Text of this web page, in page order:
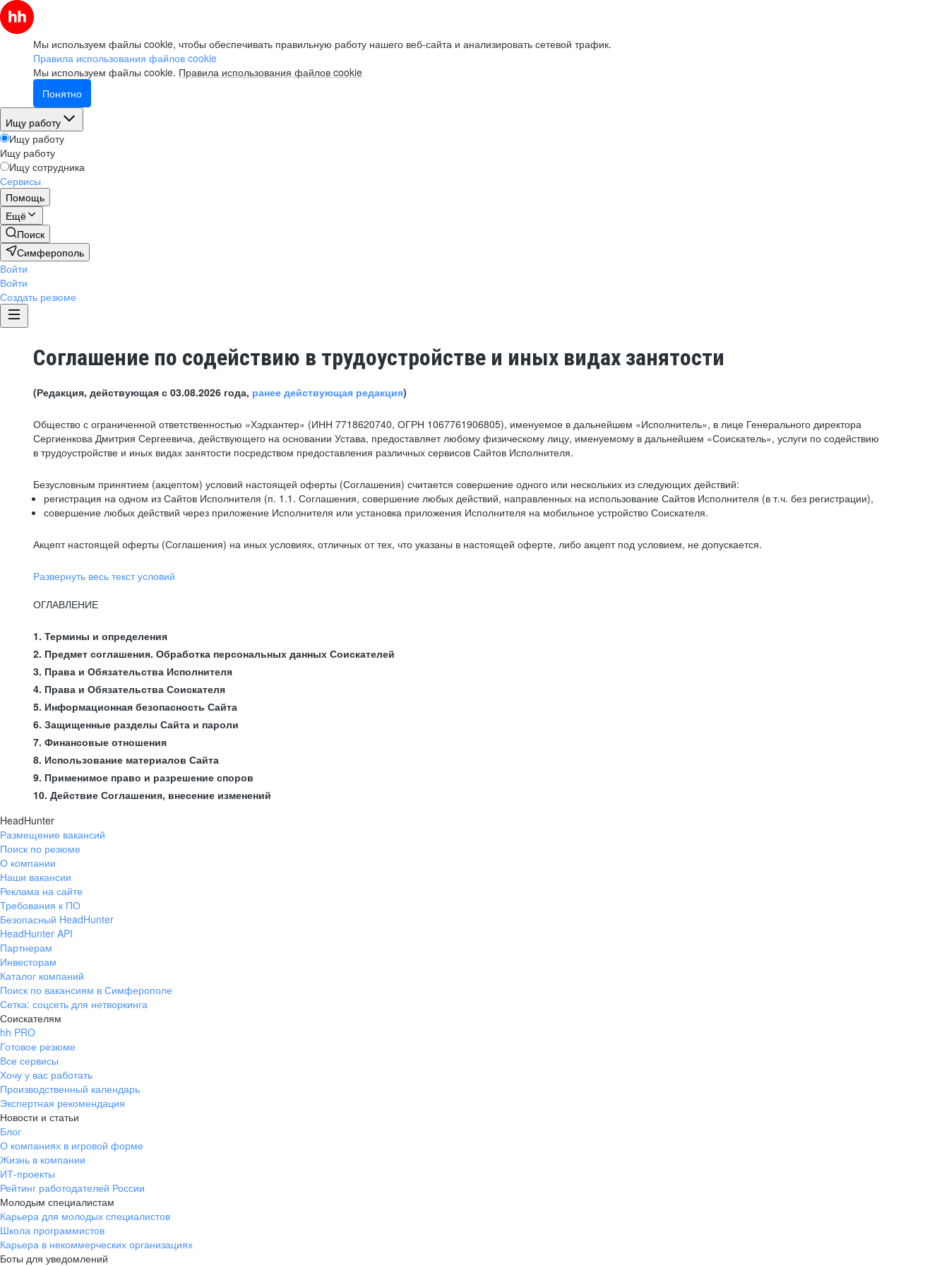
Мы используем файлы cookie, чтобы обеспечивать правильную работу нашего веб-сайта и анализировать сетевой трафик.
Правила использования файлов cookie
Мы используем файлы cookie. Правила использования файлов cookie
Понятно
Ищу работу
Ищу работу
Ищу работу
Ищу сотрудника
Сервисы
Помощь
Ещё
Поиск
Симферополь
Войти
Войти
Создать резюме
Соглашение по содействию в трудоустройстве и иных видах занятости
(Редакция, действующая с 03.08.2026 года, ранее действующая редакция)
Общество с ограниченной ответственностью «Хэдхантер» (ИНН 7718620740, ОГРН 1067761906805), именуемое в дальнейшем «Исполнитель», в лице Генерального директора
Сергиенкова Дмитрия Сергеевича, действующего на основании Устава, предоставляет любому физическому лицу, именуемому в дальнейшем «Соискатель», услуги по содействию
в трудоустройстве и иных видах занятости посредством предоставления различных сервисов Сайтов Исполнителя.
Безусловным принятием (акцептом) условий настоящей оферты (Соглашения) считается совершение одного или нескольких из следующих действий:
регистрация на одном из Сайтов Исполнителя (п. 1.1. Соглашения, совершение любых действий, направленных на использование Сайтов Исполнителя (в т.ч. без регистрации),
совершение любых действий через приложение Исполнителя или установка приложения Исполнителя на мобильное устройство Соискателя.
Акцепт настоящей оферты (Соглашения) на иных условиях, отличных от тех, что указаны в настоящей оферте, либо акцепт под условием, не допускается.
Развернуть весь текст условий
ОГЛАВЛЕНИЕ
1. Термины и определения
2. Предмет соглашения. Обработка персональных данных Соискателей
3. Права и Обязательства Исполнителя
4. Права и Обязательства Соискателя
5. Информационная безопасность Сайта
6. Защищенные разделы Сайта и пароли
7. Финансовые отношения
8. Использование материалов Сайта
9. Применимое право и разрешение споров
10. Действие Соглашения, внесение изменений
HeadHunter
Размещение вакансий
Поиск по резюме
О компании
Наши вакансии
Реклама на сайте
Требования к ПО
Безопасный HeadHunter
HeadHunter API
Партнерам
Инвесторам
Каталог компаний
Поиск по вакансиям в Симферополе
Сетка: соцсеть для нетворкинга
Соискателям
hh PRO
Готовое резюме
Все сервисы
Хочу у вас работать
Производственный календарь
Экспертная рекомендация
Новости и статьи
Блог
О компаниях в игровой форме
Жизнь в компании
ИТ-проекты
Рейтинг работодателей России
Молодым специалистам
Карьера для молодых специалистов
Школа программистов
Карьера в некоммерческих организациях
Боты для уведомлений